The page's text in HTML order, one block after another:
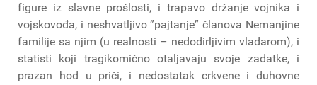
figure iz slavne prošlosti, i trapavo držanje vojnika i
vojskovođa, i neshvatljivo ”pajtanje” članova Nemanjine
familije sa njim (u realnosti – nedodirljivim vladarom), i
statisti koji tragikomično otaljavaju svoje zadatke, i
prazan hod u priči, i nedostatak crkvene i duhovne